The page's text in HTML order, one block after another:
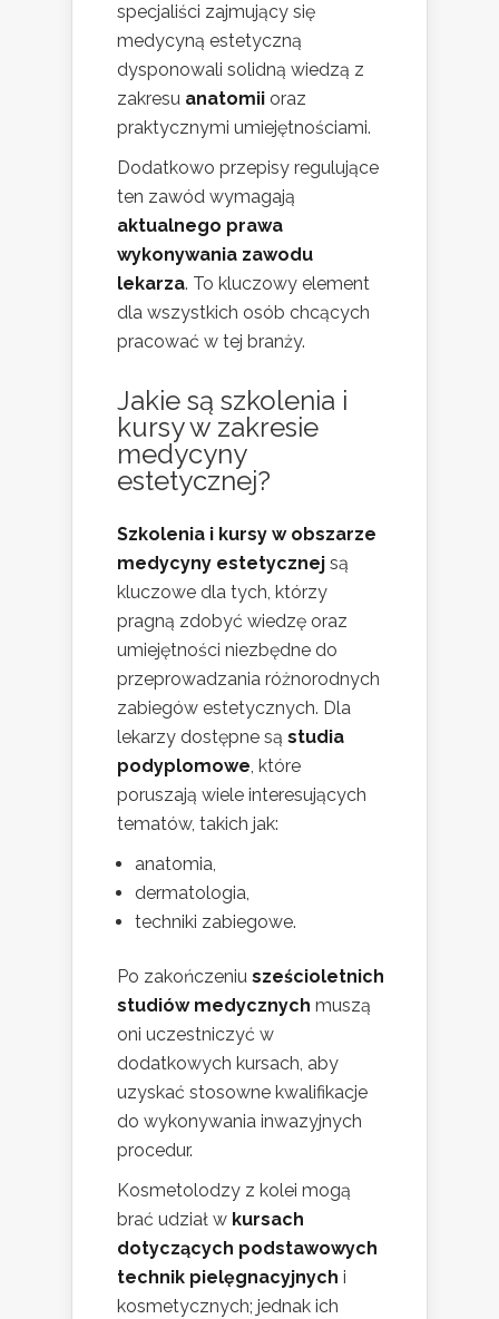
specjaliści zajmujący się
medycyną estetyczną
dysponowali solidną wiedzą z
zakresu anatomii oraz
praktycznymi umiejętnościami.
Dodatkowo przepisy regulujące
ten zawód wymagają
aktualnego prawa
wykonywania zawodu
lekarza. To kluczowy element
dla wszystkich osób chcących
pracować w tej branży.
Jakie są szkolenia i
kursy w zakresie
medycyny
estetycznej?
Szkolenia i kursy w obszarze
medycyny estetycznej są
kluczowe dla tych, którzy
pragną zdobyć wiedzę oraz
umiejętności niezbędne do
przeprowadzania różnorodnych
zabiegów estetycznych. Dla
lekarzy dostępne są studia
podyplomowe, które
poruszają wiele interesujących
tematów, takich jak:
anatomia,
dermatologia,
techniki zabiegowe.
Po zakończeniu sześcioletnich
studiów medycznych muszą
oni uczestniczyć w
dodatkowych kursach, aby
uzyskać stosowne kwalifikacje
do wykonywania inwazyjnych
procedur.
Kosmetolodzy z kolei mogą
brać udział w kursach
dotyczących podstawowych
technik pielęgnacyjnych i
kosmetycznych; jednak ich